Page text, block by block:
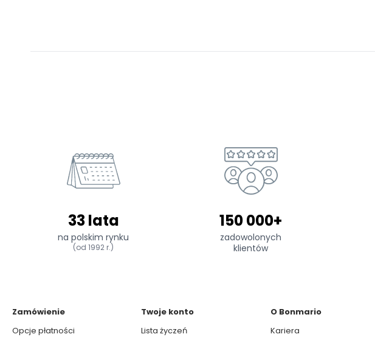
33 lata
na polskim rynku
(od 1992 r.)
150 000+
zadowolonych
klientów
Zamówienie
Opcje płatności
Twoje konto
Lista życzeń
O Bonmario
Kariera